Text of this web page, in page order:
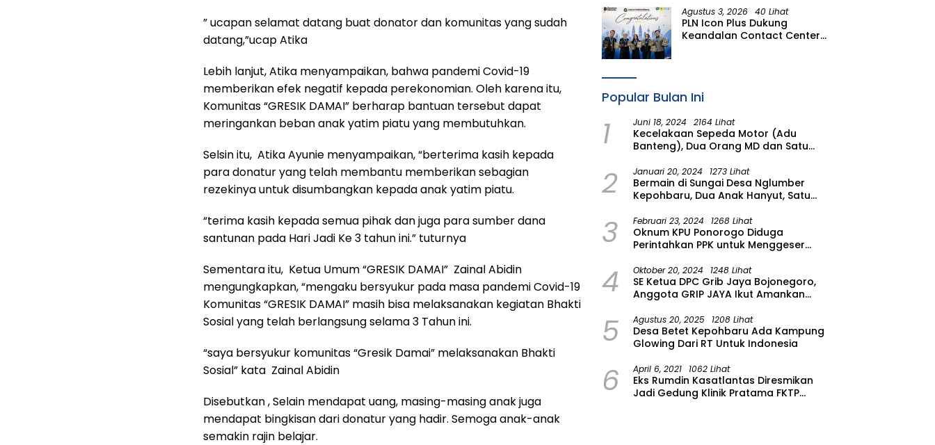
” ucapan selamat datang buat donator dan komunitas yang sudah
datang,”ucap Atika
Lebih lanjut, Atika menyampaikan, bahwa pandemi Covid-19
memberikan efek negatif kepada perekonomian. Oleh karena itu,
Komunitas “GRESIK DAMAI” berharap bantuan tersebut dapat
meringankan beban anak yatim piatu yang membutuhkan.
Selsin itu, Atika Ayunie menyampaikan, “berterima kasih kepada
para donatur yang telah membantu memberikan sebagian
rezekinya untuk disumbangkan kepada anak yatim piatu.
“terima kasih kepada semua pihak dan juga para sumber dana
santunan pada Hari Jadi Ke 3 tahun ini.” tuturnya
Sementara itu, Ketua Umum “GRESIK DAMAI” Zainal Abidin
mengungkapkan, “mengaku bersyukur pada masa pandemi Covid-19
Komunitas “GRESIK DAMAI” masih bisa melaksanakan kegiatan Bhakti
Sosial yang telah berlangsung selama 3 Tahun ini.
“saya bersyukur komunitas “Gresik Damai” melaksanakan Bhakti
Sosial” kata Zainal Abidin
Disebutkan , Selain mendapat uang, masing-masing anak juga
mendapat bingkisan dari donatur yang hadir. Semoga anak-anak
semakin rajin belajar.
Berkelanjutan di Jawa Barat
Agustus 3, 2026 40 Lihat
PLN Icon Plus Dukung
Keandalan Contact Center
Popular Bulan Ini
1 Juni 18, 2024 2164 Lihat
Kecelakaan Sepeda Motor (Adu
Banteng), Dua Orang MD dan Satu
2 Januari 20, 2024 1273 Lihat
Bermain di Sungai Desa Nglumber
Kepohbaru, Dua Anak Hanyut, Satu
Masih Dalam Pencarian
3 Februari 23, 2024 1268 Lihat
Oknum KPU Ponorogo Diduga
Perintahkan PPK untuk Menggeser
Provinsi Asal Partai Gerindra
4 Oktober 20, 2024 1248 Lihat
SE Ketua DPC Grib Jaya Bojonegoro,
Anggota GRIP JAYA Ikut Amankan
Wilayah Bojonegoro
5 Agustus 20, 2025 1208 Lihat
Desa Betet Kepohbaru Ada Kampung
Glowing Dari RT Untuk Indonesia
6 April 6, 2021 1062 Lihat
Eks Rumdin Kasatlantas Diresmikan
Jadi Gedung Klinik Pratama FKTP